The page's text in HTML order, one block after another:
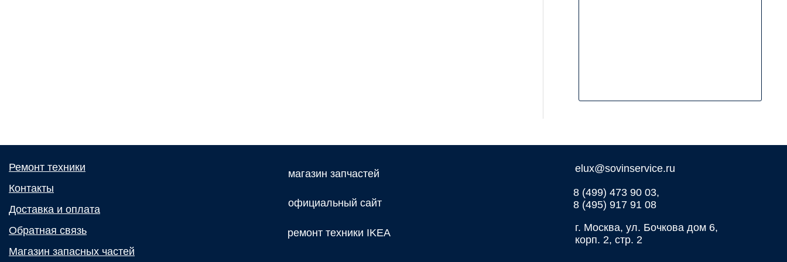
Ремонт техники
Контакты
Доставка и оплата
Обратная связь
Магазин запасных частей
магазин запчастей
официальный сайт
ремонт техники IKEA
elux@sovinservice.ru
8 (499) 473 90 03,
8 (495) 917 91 08
г. Москва, ул. Бочкова дом 6,
корп. 2, стр. 2